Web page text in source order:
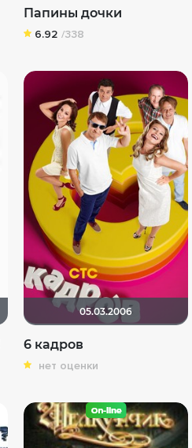
Папины дочки
6.92 /338
05.03.2006
6 кадров
нет оценки